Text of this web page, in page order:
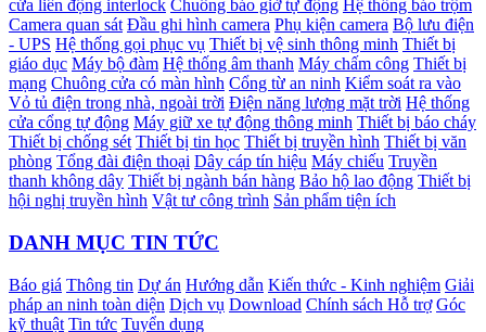
cửa liên động interlock Chuông báo giờ tự động Hệ thống báo trộm
Camera quan sát Đầu ghi hình camera Phụ kiện camera Bộ lưu điện
- UPS Hệ thống gọi phục vụ Thiết bị vệ sinh thông minh Thiết bị
giáo dục Máy bộ đàm Hệ thống âm thanh Máy chấm công Thiết bị
mạng Chuông cửa có màn hình Cổng từ an ninh Kiểm soát ra vào
Vỏ tủ điện trong nhà, ngoài trời Điện năng lượng mặt trời Hệ thống
cửa cổng tự động Máy giữ xe tự động thông minh Thiết bị báo cháy
Thiết bị chống sét Thiết bị tin học Thiết bị truyền hình Thiết bị văn
phòng Tổng đài điện thoại Dây cáp tín hiệu Máy chiếu Truyền
thanh không dây Thiết bị ngành bán hàng Bảo hộ lao động Thiết bị
hội nghị truyền hình Vật tư công trình Sản phẩm tiện ích
DANH MỤC TIN TỨC
Báo giá Thông tin Dự án Hướng dẫn Kiến thức - Kinh nghiệm Giải
pháp an ninh toàn diện Dịch vụ Download Chính sách Hỗ trợ Góc
kỹ thuật Tin tức Tuyển dụng